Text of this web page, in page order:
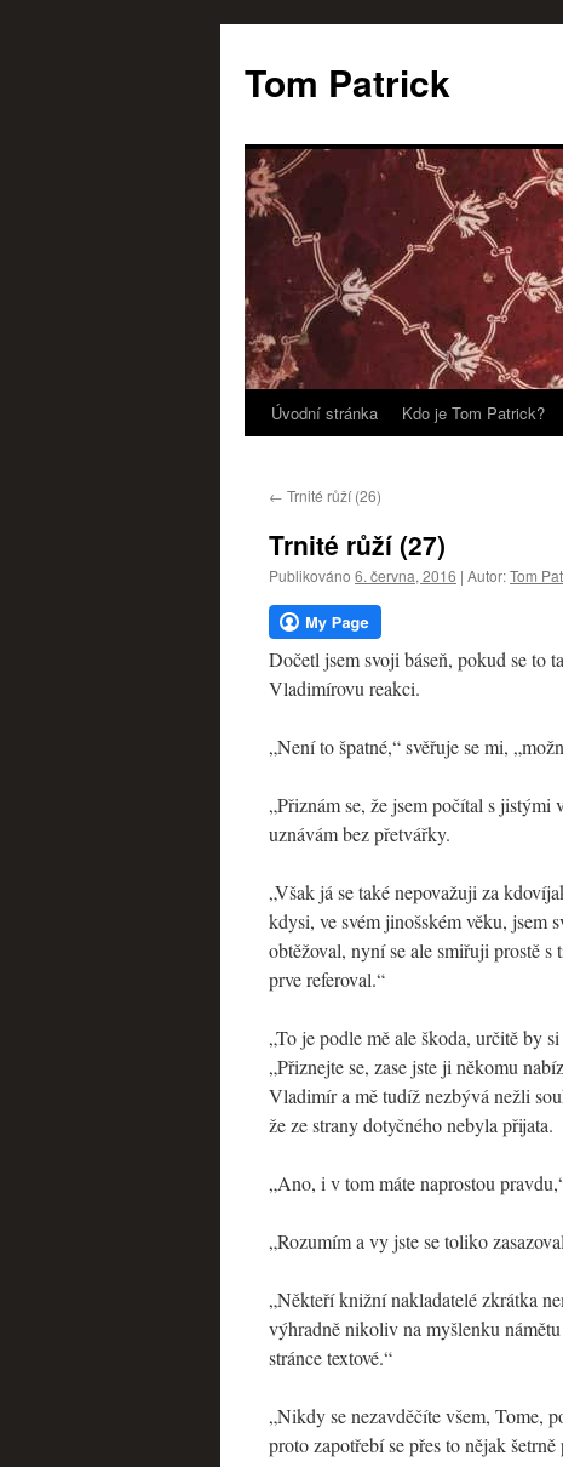
Tom Patrick
Přejít
obsahu
Úvodní stránka Kdo je Tom Patrick?
← Trnité růží (26)
Trnité růží (27)
Publikováno 6. června, 2016 | Autor:Tom
Dočetl jsem svoji báseň, pokud se to
Vladimírovu reakci.
„Není to špatné,“ svěřuje se mi,
„Přiznám se, že jsem počítal s
uznávám bez přetvářky.
„Však já se také nepovažuji za
kdysi, ve svém jinošském věku, jsem
obtěžoval, nyní se ale smiřuji prostě
prve referoval.“
„To je podle mě ale škoda, určitě by
„Přiznejte se, zase jste ji někomu
Vladimír a mě tudíž nezbývá nežli
že ze strany dotyčného nebyla přijata.
„Ano, i v tom máte naprostou
„Rozumím a vy jste se toliko
„Někteří knižní nakladatelé zkrátka
výhradně nikoliv na myšlenku
stránce textové.“
„Nikdy se nezavděčíte všem, Tome,
proto zapotřebí se přes to nějak